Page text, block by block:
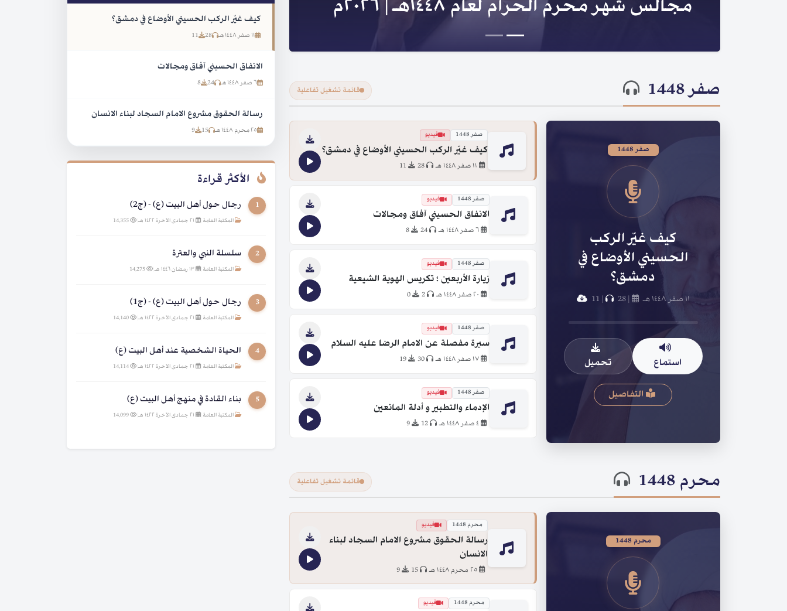
الحسينية
صفر 1448 قائمة تشغيل تفاعلية
صفر 1448
كيف غيّر الركب
الحسيني الأوضاع في
دمشق؟
١١ صفر ١٤٤٨ هـ |
28
11
استماع تحميل
التفاصيل
صفر 1448 فيديو
كيف غيّر الركب الحسيني الأوضاع في دمشق؟
28
صفر 1448 فيديو
الانفاق الحسيني آفاق ومجالات
٦ صفر ١٤٤٨ هـ 24
8
صفر 1448 فيديو
زيارة الأربعين ؛ تكريس الهوية الشيعية
2
0
صفر 1448 فيديو
سيرة مفصلة عن الامام الرضا عليه السلام
١٧ صفر ١٤٤٨ هـ 30
19
صفر 1448 فيديو
الإدماء والتطبير و أدلة المانعين
٤ صفر ١٤٤٨ هـ 12
9
محرم 1448 قائمة تشغيل تفاعلية
محرم 1448
محرم 1448 فيديو
رسالة الحقوق مشروع الامام السجاد لبناء
الانسان
٢٥ محرم ١٤٤٨ هـ 15
9
محرم 1448 فيديو
كيف غيّر الركب الحسيني الأوضاع في دمشق؟
١١ صفر ١٤٤٨ هـ 28
11
الانفاق الحسيني آفاق ومجالات
٦ صفر ١٤٤٨ هـ 24
8
رسالة الحقوق مشروع الامام السجاد لبناء الانسان
٢٥ محرم ١٤٤٨ هـ 15
9
الأكثر قراءة
1 رجال حول أهل البيت (ع) - (ج2)
المكتبة العامة |
2 سلسلة النبي والعترة
المكتبة العامة |
3 رجال حول أهل البيت (ع) - (ج1)
المكتبة العامة |
4 الحياة الشخصية عند أهل البيت (ع)
المكتبة العامة |
5 بناء القادة في منهج أهل البيت (ع)
المكتبة العامة |